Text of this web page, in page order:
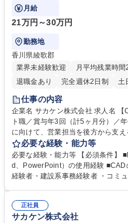
がら円滑な業務進行を支えます。
月給
21万円～30万円
勤務地
香川県綾歌郡
業界未経験歓迎
月平均残業時
退職金あり
完全週休2日制 土
仕事の内容
企業名 サカケン株式会社 求人名 【CAD経験者歓迎／転勤無】営業サポー
ト職／賞与年3回（計5ヶ月分）／年休120日 仕事の内容
に向けて、営業担当を後方から支
の作成、3D CADを用いた簡易的な
内外と連携しながら円滑な業務進行を支えます。 ★
の優良企業で、生活に身近な建築
業のサポート（書類作成、打ち合
ートの時間も大切にできます 募集職種 【CAD経験者歓迎／転勤無】営業
サポート職／賞与年3回（計5ヶ月分
必要な経験・能力等
必要な経験・能力等 【必須条件】
d、PowerPoint）の使用経験 ■CADの使用経験 【歓迎
経験者・建設系事務経験者 ・コミ
推移しており、出た利益は賞与年3
で積極的に社員へ還元しています。 学歴・資格 学歴：大学院 大学 高専 短
正社員
サカケン株式会社